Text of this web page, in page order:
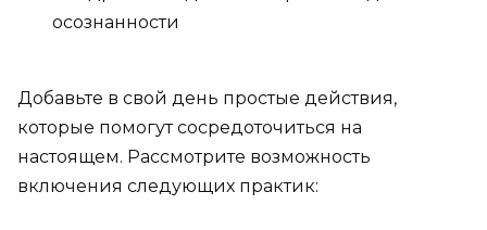
осознанности
Добавьте в свой день простые действия,
которые помогут сосредоточиться на
настоящем. Рассмотрите возможность
включения следующих практик: